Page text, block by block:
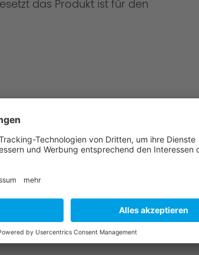
das Produkt ist für den
AC Schnitzer-Partner aus.
Teile & Montage.